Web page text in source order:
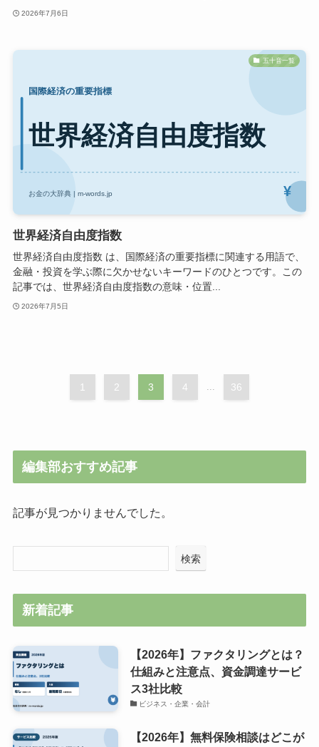
2026年7月6日
五十音一覧
世界経済自由度指数
世界経済自由度指数 は、国際経済の重要指標に関連する用語で、
金融・投資を学ぶ際に欠かせないキーワードのひとつです。この
記事では、世界経済自由度指数の意味・位置...
2026年7月5日
1 2 3 4 ... 36
編集部おすすめ記事
記事が見つかりませんでした。
検索
新着記事
【2026年】ファクタリングとは？
仕組みと注意点、資金調達サービ
ス3社比較
ビジネス・企業・会計
【2026年】無料保険相談はどこが